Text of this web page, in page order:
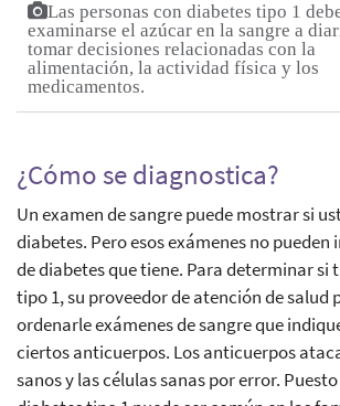
Las personas con diabetes tipo 1
examinarse el azúcar en la sangre a
tomar decisiones relacionadas con la
alimentación, la actividad física y los
medicamentos.
¿Cómo se diagnostica?
Un examen de sangre puede mostrar si
diabetes. Pero esos exámenes no
de diabetes que tiene. Para determinar si
tipo 1, su proveedor de atención de salud
ordenarle exámenes de sangre que
ciertos anticuerpos. Los anticuerpos
sanos y las células sanas por error.